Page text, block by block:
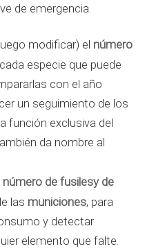
de emergencia.
modificar) el número
especie que puede
con el año
un seguimiento de los
función exclusiva del
da nombre al
número de fusilesy de
las municiones, para
y detectar
elemento que falte.